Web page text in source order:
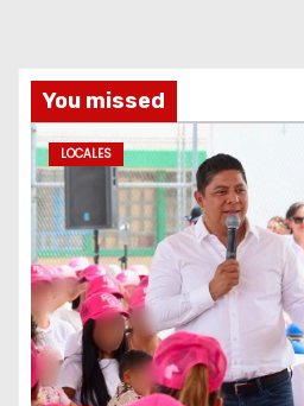
You missed
LOCALES